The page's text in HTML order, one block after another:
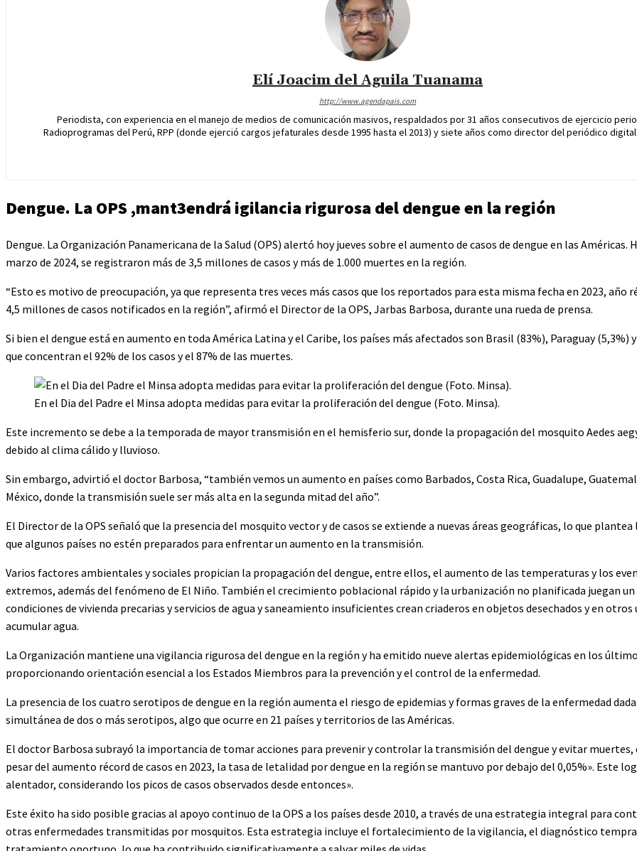
Elí Joacim del Aguila Tuanama
http://www.agendapais.com
Periodista, con experiencia en el manejo de medios de comunicación masivos, respaldados por 31 años consecutivos de ejercicio
Radioprogramas del Perú, RPP (donde ejerció cargos jefaturales desde 1995 hasta el 2013) y siete años como director del periódico digital
Dengue. La OPS ,mant3endrá igilancia rigurosa del dengue en la región
Dengue. La Organización Panamericana de la Salud (OPS) alertó hoy jueves sobre el aumento de casos de dengue en las Américas.
marzo de 2024, se registraron más de 3,5 millones de casos y más de 1.000 muertes en la región.
“Esto es motivo de preocupación, ya que representa tres veces más casos que los reportados para esta misma fecha en 2023, año
4,5 millones de casos notificados en la región”, afirmó el Director de la OPS, Jarbas Barbosa, durante una rueda de prensa.
Si bien el dengue está en aumento en toda América Latina y el Caribe, los países más afectados son Brasil (83%), Paraguay (5,3%)
que concentran el 92% de los casos y el 87% de las muertes.
En el Dia del Padre el Minsa adopta medidas para evitar la proliferación del dengue (Foto. Minsa).
Este incremento se debe a la temporada de mayor transmisión en el hemisferio sur, donde la propagación del mosquito Aedes
debido al clima cálido y lluvioso.
Sin embargo, advirtió el doctor Barbosa, “también vemos un aumento en países como Barbados, Costa Rica, Guadalupe,
México, donde la transmisión suele ser más alta en la segunda mitad del año”.
El Director de la OPS señaló que la presencia del mosquito vector y de casos se extiende a nuevas áreas geográficas, lo que
que algunos países no estén preparados para enfrentar un aumento en la transmisión.
Varios factores ambientales y sociales propician la propagación del dengue, entre ellos, el aumento de las temperaturas y los
extremos, además del fenómeno de El Niño. También el crecimiento poblacional rápido y la urbanización no planificada juegan
condiciones de vivienda precarias y servicios de agua y saneamiento insuficientes crean criaderos en objetos desechados y en
acumular agua.
La Organización mantiene una vigilancia rigurosa del dengue en la región y ha emitido nueve alertas epidemiológicas en los
proporcionando orientación esencial a los Estados Miembros para la prevención y el control de la enfermedad.
La presencia de los cuatro serotipos de dengue en la región aumenta el riesgo de epidemias y formas graves de la enfermedad
simultánea de dos o más serotipos, algo que ocurre en 21 países y territorios de las Américas.
El doctor Barbosa subrayó la importancia de tomar acciones para prevenir y controlar la transmisión del dengue y evitar muertes,
pesar del aumento récord de casos en 2023, la tasa de letalidad por dengue en la región se mantuvo por debajo del 0,05%». Este
alentador, considerando los picos de casos observados desde entonces».
Este éxito ha sido posible gracias al apoyo continuo de la OPS a los países desde 2010, a través de una estrategia integral para
otras enfermedades transmitidas por mosquitos. Esta estrategia incluye el fortalecimiento de la vigilancia, el diagnóstico